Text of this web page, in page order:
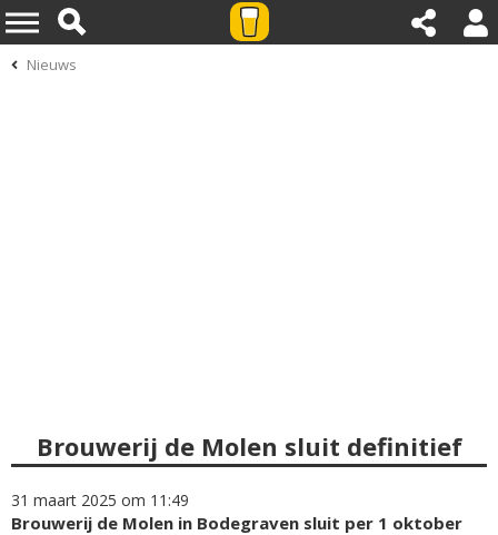
Nieuws
Brouwerij de Molen sluit definitief
31 maart 2025 om 11:49
Brouwerij de Molen in Bodegraven sluit per 1 oktober